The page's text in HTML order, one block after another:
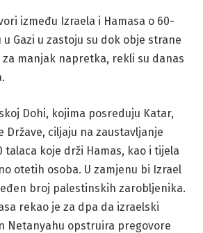
između Izraela i Hamasa o 60-
Gazi u zastoju su dok obje strane
manjak napretka, rekli su danas
Dohi, kojima posreduju Katar,
Države, ciljaju na zaustavljanje
talaca koje drži Hamas, kao i tijela
otetih osoba. U zamjenu bi Izrael
broj palestinskih zarobljenika.
rekao je za dpa da izraelski
Netanyahu opstruira pregovore